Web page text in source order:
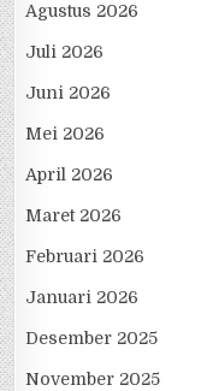
Agustus 2026
Juli 2026
Juni 2026
Mei 2026
April 2026
Maret 2026
Februari 2026
Januari 2026
Desember 2025
November 2025